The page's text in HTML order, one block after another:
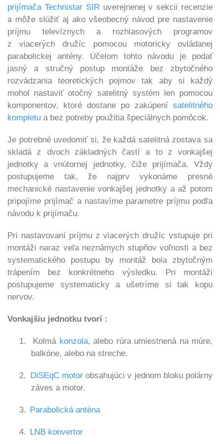
prijímača Technistar SIR uverejnenej v sekcii recenzie
a môže slúžiť aj ako všeobecný návod pre nastavenie
príjmu televíznych a rozhlasových programov
z viacerých družíc pomocou motoricky ovládanej
parabolickej antény. Účelom tohto návodu je podať
jasný a
stručný postup montáže bez zbytočného
rozvádzania teoretických pojmov tak aby si každý
mohol nastaviť otočný satelitný systém len pomocou
komponentov, ktoré dostane po zakúpení satelitného
kompletu a bez potreby použitia špeciálnych pomôcok.
Je potrebné uvedomiť si, že každá satelitná zostava sa
skladá z dvoch základných častí a to z vonkajšej
jednotky a vnútornej jednotky, čiže prijímača. Vždy
postupujeme tak, že najprv vykonáme presné
mechanické nastavenie vonkajšej jednotky a až potom
pripojíme prijímač a nastavíme parametre príjmu podľa
návodu k prijímaču.
Pri nastavovaní príjmu z viacerých družíc vstupuje pri
montáži naraz veľa neznámych stupňov voľnosti a bez
systematického postupu by montáž bola zbytočným
trápením bez konkrétneho výsledku. Pri montáži
postupujeme systematicky a ušetríme si tak kopu
nervov.
Vonkajšiu jednotku tvorí :
1. Kolmá konzola, alebo rúra umiestnená na múre,
balkóne, alebo na streche.
2. DiSEqC motor obsahujúci v jednom bloku polárny
záves a motor.
3. Parabolická anténa
4. LNB konvertor